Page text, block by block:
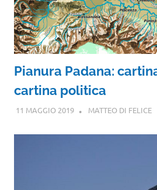
Pianura Padana:
cartina politica
11 MAGGIO 2019 MATTEO DI FELICE